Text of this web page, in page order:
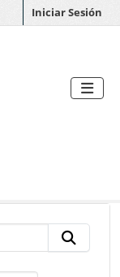
Iniciar Sesión